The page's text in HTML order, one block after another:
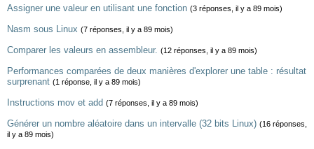
Assigner une valeur en utilisant une fonction (3 réponses, il y a 89 mois)
Nasm sous Linux (7 réponses, il y a 89 mois)
Comparer les valeurs en assembleur. (12 réponses, il y a 89 mois)
Performances comparées de deux manières d'explorer une table : résultat
surprenant (1 réponse, il y a 89 mois)
Instructions mov et add (7 réponses, il y a 89 mois)
Générer un nombre aléatoire dans un intervalle (32 bits Linux) (16 réponses,
il y a 89 mois)